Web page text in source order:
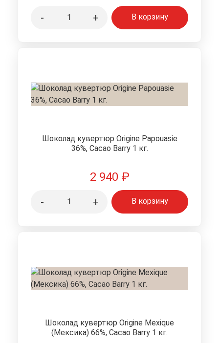
- + В корзину
Шоколад кувертюр Origine Papouasie
36%, Cacao Barry 1 кг.
2 940 ₽
- + В корзину
Шоколад кувертюр Origine Mexique
(Мексика) 66%, Cacao Barry 1 кг.